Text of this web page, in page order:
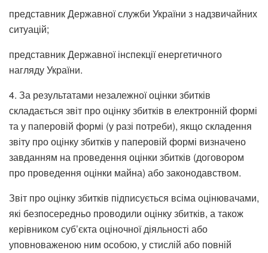
представник Державної служби України з надзвичайних
ситуацій;
представник Державної інспекції енергетичного
нагляду України.
4. За результатами незалежної оцінки збитків
складається звіт про оцінку збитків в електронній формі
та у паперовій формі (у разі потреби), якщо складення
звіту про оцінку збитків у паперовій формі визначено
завданням на проведення оцінки збитків (договором
про проведення оцінки майна) або законодавством.
Звіт про оцінку збитків підписується всіма оцінювачами,
які безпосередньо проводили оцінку збитків, а також
керівником суб’єкта оціночної діяльності або
уповноваженою ним особою, у стислій або повній